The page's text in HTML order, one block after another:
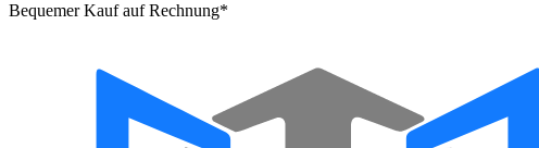
Bequemer Kauf auf Rechnung*